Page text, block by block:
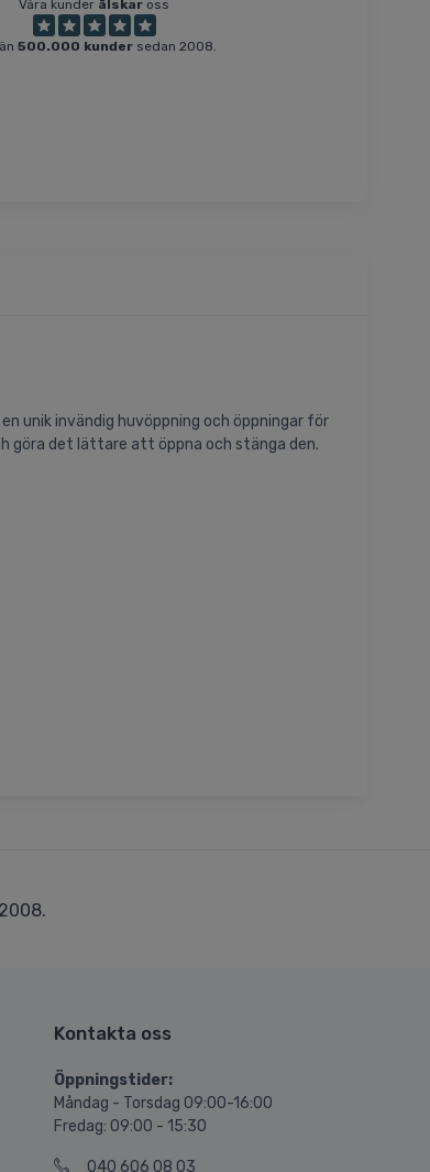
Våra kunder älskar oss
500.000 kundersedan 2008.
unik invändig huvöppning och öppningar för
göra det lättare att öppna och stänga den.
Kontakta oss
Öppningstider:
Måndag - Torsdag 09:00-16:00
Fredag: 09:00 - 15:30
040 606 08 03